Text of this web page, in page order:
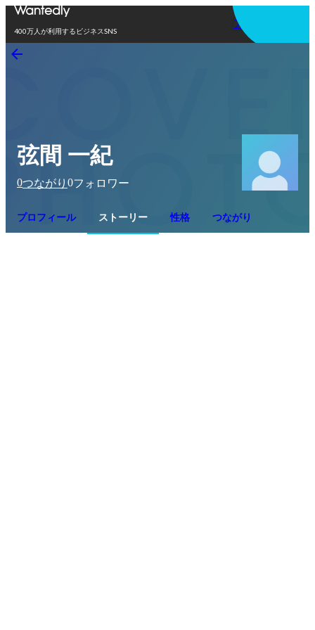
400万人が利用するビジネスSNS
アプリを使う
弦間 一紀
0つながり 0フォロワー
プロフィール ストーリー 性格 つながり